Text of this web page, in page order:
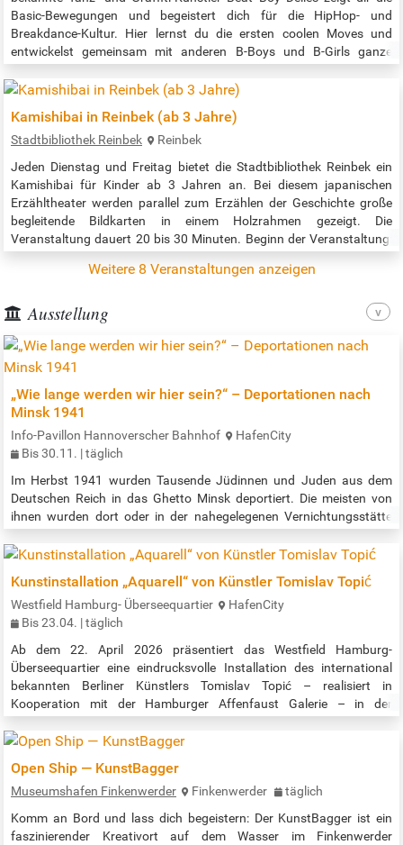
Basic-Bewegungen und begeistert dich für die HipHop- und
Breakdance-Kultur. Hier lernst du die ersten coolen Moves und
entwickelst gemeinsam mit anderen B-Boys und B-Girls ganze
heller Sohle! Anmeldung über den Link zur Veranstaltung. Zeit: 16:00
Kamishibai in Reinbek (ab 3 Jahre)
Stadtbibliothek Reinbek
Reinbek
Jeden Dienstag und Freitag bietet die Stadtbibliothek Reinbek ein
Kamishibai für Kinder ab 3 Jahren an. Bei diesem japanischen
Erzähltheater werden parallel zum Erzählen der Geschichte große
begleitende Bildkarten in einem Holzrahmen gezeigt. Die
Veranstaltung dauert 20 bis 30 Minuten. Beginn der Veranstaltung:
open.de/Veranstaltungen/Kamishibai-Erz%C3%A4hltheater
Weitere 8 Veranstaltungen anzeigen
Ausstellung
„Wie lange werden wir hier sein?“ – Deportationen nach
Minsk 1941
Info-Pavillon Hannoverscher Bahnhof
HafenCity
Bis 30.11. | täglich
Im Herbst 1941 wurden Tausende Jüdinnen und Juden aus dem
Deutschen Reich in das Ghetto Minsk deportiert. Die meisten von
ihnen wurden dort oder in der nahegelegenen Vernichtungsstätte
Deportationen – und wie wird heute in Deutschland und Belarus an
Hannoverscher Bahnhof" zeigt Fotografien der belarussischen
Regisseurin…
Kunstinstallation „Aquarell“ von Künstler Tomislav Topić
Westfield Hamburg- Überseequartier
HafenCity
Bis 23.04. | täglich
Ab dem 22. April 2026 präsentiert das Westfield Hamburg-
Überseequartier eine eindrucksvolle Installation des international
bekannten Berliner Künstlers Tomislav Topić – realisiert in
Kooperation mit der Hamburger Affenfaust Galerie – in der
Shopping- und Lifestyledestination. Besucherinnen und Besucher
können das Kunstwerk mit dem Titel „Aquarell“ ab sofort jederzeit im
Topić bringt…
Open Ship — KunstBagger
Museumshafen Finkenwerder Finkenwerder
täglich
Komm an Bord und lass dich begeistern: Der KunstBagger ist ein
faszinierender Kreativort auf dem Wasser im Finkenwerder